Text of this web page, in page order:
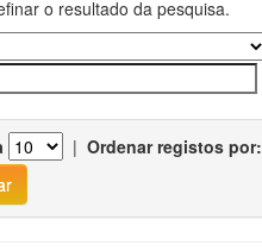
o resultado da pesquisa.
| Ordenar registos por: